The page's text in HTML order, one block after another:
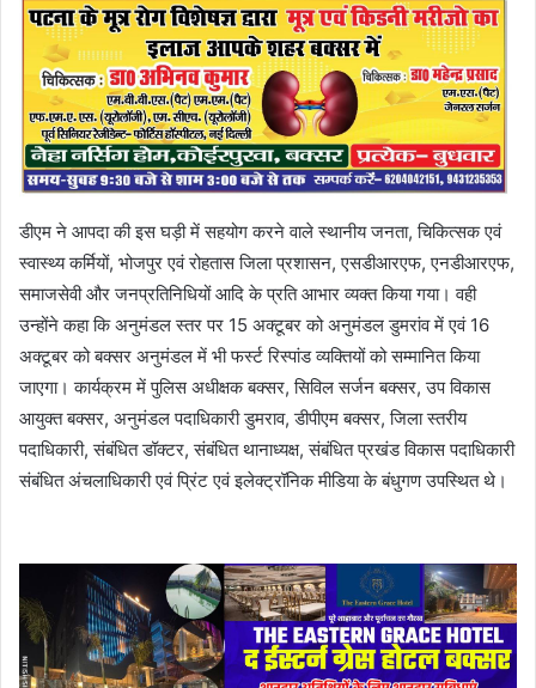
डीएम ने आपदा की इस घड़ी में सहयोग करने वाले स्थानीय जनता, चिकित्सक एवं
स्वास्थ्य कर्मियों, भोजपुर एवं रोहतास जिला प्रशासन, एसडीआरएफ, एनडीआरएफ,
समाजसेवी और जनप्रतिनिधियों आदि के प्रति आभार व्यक्त किया गया। वही
उन्होंने कहा कि अनुमंडल स्तर पर 15 अक्टूबर को अनुमंडल डुमरांव में एवं 16
अक्टूबर को बक्सर अनुमंडल में भी फर्स्ट रिस्पांड व्यक्तियों को सम्मानित किया
जाएगा। कार्यक्रम में पुलिस अधीक्षक बक्सर, सिविल सर्जन बक्सर, उप विकास
आयुक्त बक्सर, अनुमंडल पदाधिकारी डुमराव, डीपीएम बक्सर, जिला स्तरीय
पदाधिकारी, संबंधित डॉक्टर, संबंधित थानाध्यक्ष, संबंधित प्रखंड विकास पदाधिकारी
संबंधित अंचलाधिकारी एवं प्रिंट एवं इलेक्ट्रॉनिक मीडिया के बंधुगण उपस्थित थे।